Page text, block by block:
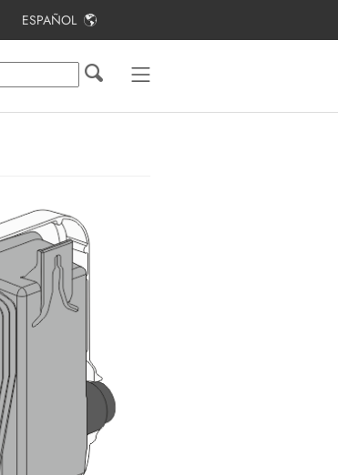
ESPAÑOL
Índice
Vista general del producto
Montaje
Conexión eléctrica
Puesta en marcha
Manejo
Desconexión del producto de la
tensión
Mantenimiento